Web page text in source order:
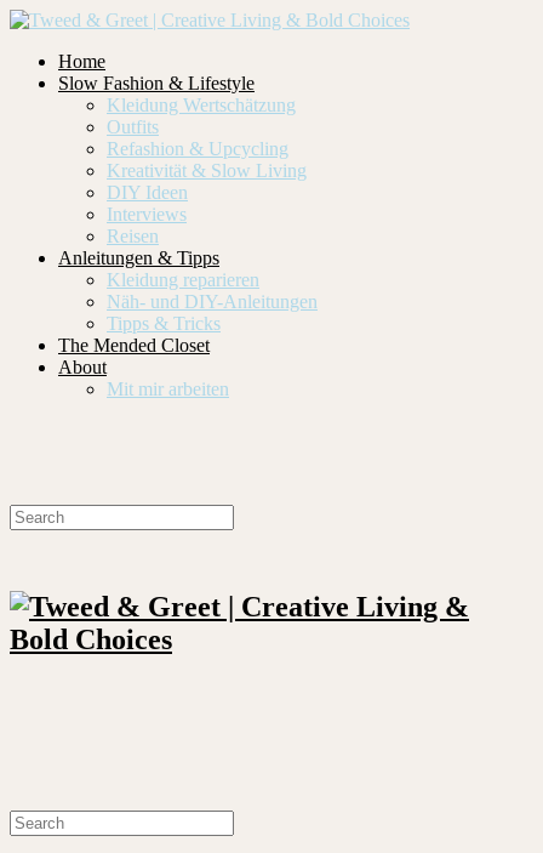
Home
Slow Fashion & Lifestyle
Kleidung Wertschätzung
Outfits
Refashion & Upcycling
Kreativität & Slow Living
DIY Ideen
Interviews
Reisen
Anleitungen & Tipps
Kleidung reparieren
Näh- und DIY-Anleitungen
Tipps & Tricks
The Mended Closet
About
Mit mir arbeiten